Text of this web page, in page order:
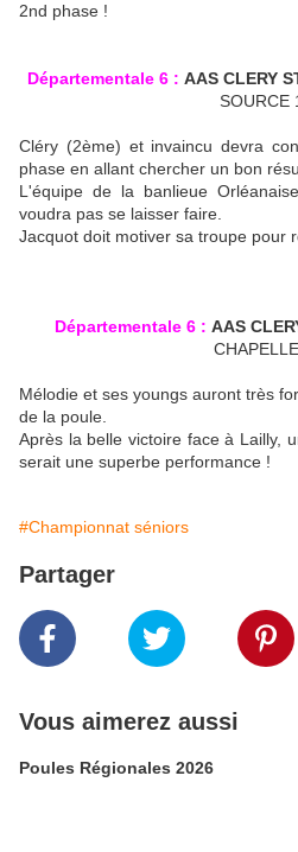
2nd phase !
Départementale 6 : AAS CLERY
SOURCE
Cléry (2ème) et invaincu devra
phase en allant chercher un bon
L'équipe de la banlieue
voudra pas se laisser faire.
Jacquot doit motiver sa troupe pour
Départementale 6 : AAS
Mélodie et ses youngs auront très
de la poule.
Après la belle victoire face à Lailly,
serait une superbe performance !
#Championnat séniors
Partager
Vous aimerez aussi
Poules Régionales 2026